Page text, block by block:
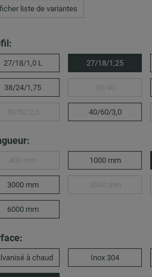
liste de variantes
27/18/1,0 L 27/18/1,25
38/24/1,75
40/60/3,0
1000 mm
3000 mm
6000 mm
à chaud Inox 304